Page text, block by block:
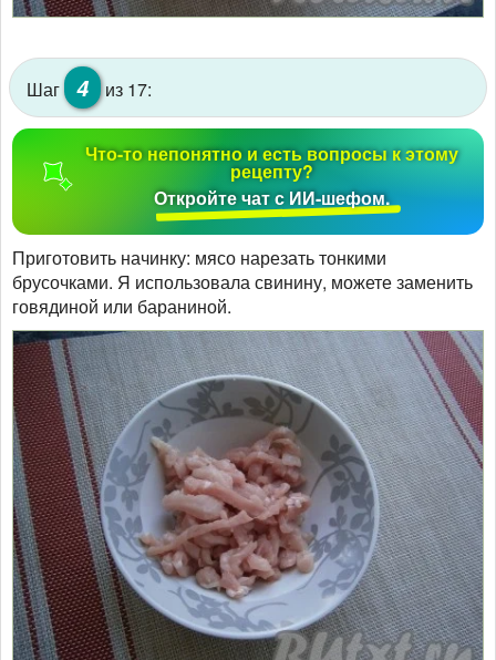
Шаг 4 из 17:
Что-то непонятно и есть вопросы к этому
рецепту?
Откройте чат с ИИ-шефом.
Приготовить начинку: мясо нарезать тонкими
брусочками. Я использовала свинину, можете заменить
говядиной или бараниной.